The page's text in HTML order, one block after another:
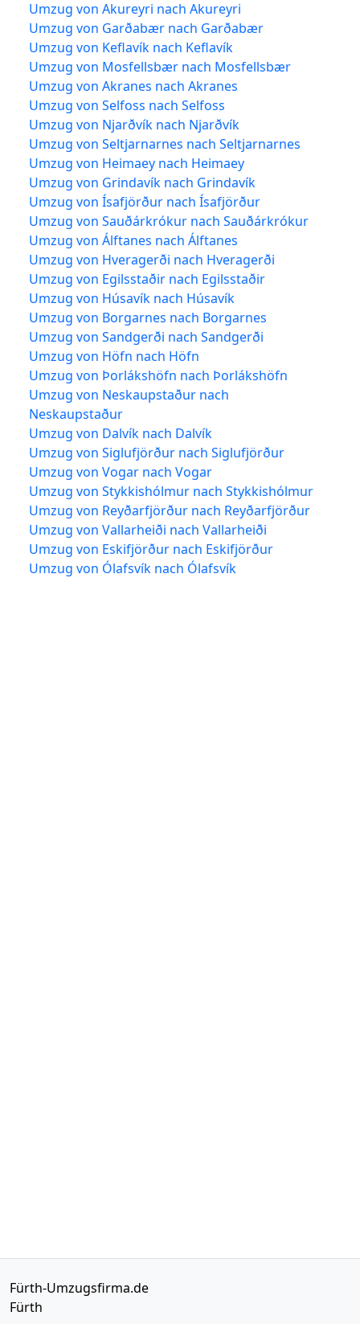
Umzug von Akureyri nach Akureyri
Umzug von Garðabær nach Garðabær
Umzug von Keflavík nach Keflavík
Umzug von Mosfellsbær nach Mosfellsbær
Umzug von Akranes nach Akranes
Umzug von Selfoss nach Selfoss
Umzug von Njarðvík nach Njarðvík
Umzug von Seltjarnarnes nach Seltjarnarnes
Umzug von Heimaey nach Heimaey
Umzug von Grindavík nach Grindavík
Umzug von Ísafjörður nach Ísafjörður
Umzug von Sauðárkrókur nach Sauðárkrókur
Umzug von Álftanes nach Álftanes
Umzug von Hveragerði nach Hveragerði
Umzug von Egilsstaðir nach Egilsstaðir
Umzug von Húsavík nach Húsavík
Umzug von Borgarnes nach Borgarnes
Umzug von Sandgerði nach Sandgerði
Umzug von Höfn nach Höfn
Umzug von Þorlákshöfn nach Þorlákshöfn
Umzug von Neskaupstaður nach
Neskaupstaður
Umzug von Dalvík nach Dalvík
Umzug von Siglufjörður nach Siglufjörður
Umzug von Vogar nach Vogar
Umzug von Stykkishólmur nach Stykkishólmur
Umzug von Reyðarfjörður nach Reyðarfjörður
Umzug von Vallarheiði nach Vallarheiði
Umzug von Eskifjörður nach Eskifjörður
Umzug von Ólafsvík nach Ólafsvík
Fürth-Umzugsfirma.de
Fürth